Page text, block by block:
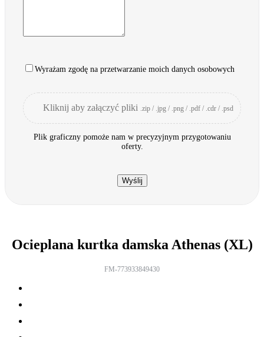
Wyrażam zgodę na przetwarzanie moich danych osobowych
Kliknij aby załączyć pliki .zip / .jpg / .png / .pdf / .cdr / .psd
Plik graficzny pomoże nam w precyzyjnym przygotowaniu
oferty.
Wyślij
Ocieplana kurtka damska Athenas (XL)
FM-773933849430